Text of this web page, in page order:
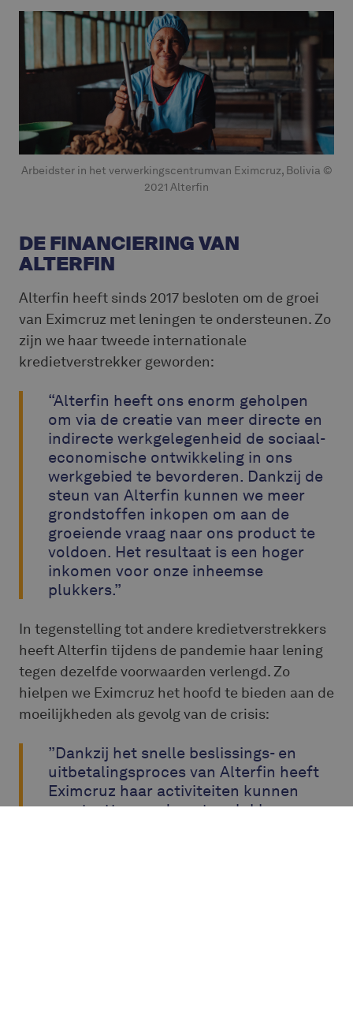
Arbeidster in het verwerkingscentrumvan Eximcruz, Bolivia ©
2021 Alterfin
DE FINANCIERING VAN
ALTERFIN
Alterfin heeft sinds 2017 besloten om de groei
van Eximcruz met leningen te ondersteunen. Zo
zijn we haar tweede internationale
kredietverstrekker geworden:
“Alterfin heeft ons enorm geholpen
om via de creatie van meer directe en
indirecte werkgelegenheid de sociaal-
economische ontwikkeling in ons
werkgebied te bevorderen. Dankzij de
steun van Alterfin kunnen we meer
grondstoffen inkopen om aan de
groeiende vraag naar ons product te
voldoen. Het resultaat is een hoger
inkomen voor onze inheemse
plukkers.”
In tegenstelling tot andere kredietverstrekkers
heeft Alterfin tijdens de pandemie haar lening
tegen dezelfde voorwaarden verlengd. Zo
hielpen we Eximcruz het hoofd te bieden aan de
moeilijkheden als gevolg van de crisis:
”Dankzij het snelle beslissings- en
uitbetalingsproces van Alterfin heeft
Eximcruz haar activiteiten kunnen
voortzetten en de notenplukkers en